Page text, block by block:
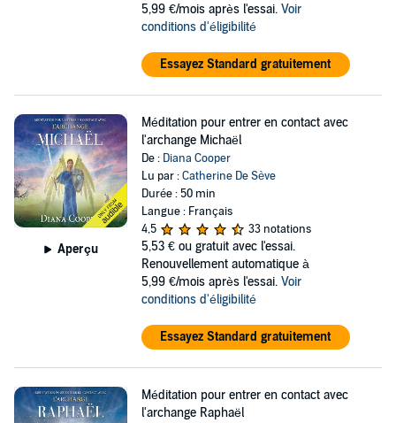
5,99 €/mois après l'essai. Voir
conditions d'éligibilité
Essayez Standard gratuitement
Aperçu
Méditation pour entrer en contact avec
l'archange Michaël
De : Diana Cooper
Lu par :Catherine De Sève
Durée : 50 min
Langue : Français
4,5
33 notations
5,53 € ou gratuit avec l'essai.
Renouvellement automatique à
5,99 €/mois après l'essai. Voir
conditions d'éligibilité
Essayez Standard gratuitement
Méditation pour entrer en contact avec
l'archange Raphaël